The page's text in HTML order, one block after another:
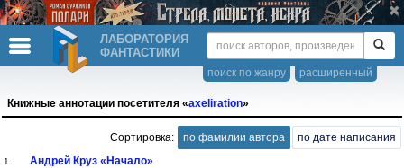
ЛАБОРАТОРИЯ
ФАНТАСТИКИ
расширенный
поиск по жанру
Книжные аннотации посетителя «axeliration»
Сортировка: по фамилии автора по дате написания
1.
Андрей Круз «Начало»